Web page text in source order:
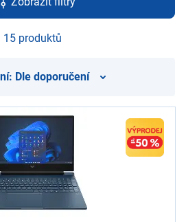
15 produktů
Dle doporučení